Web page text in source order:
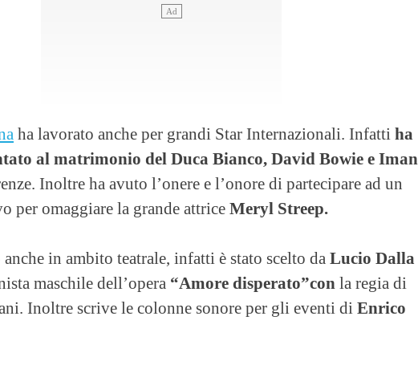
ha lavorato anche per grandi Star Internazionali. Infatti ha
al matrimonio del Duca Bianco, David Bowie e Iman
Inoltre ha avuto l’onere e l’onore di partecipare ad un
per omaggiare la grande attrice Meryl Streep.
in ambito teatrale, infatti è stato scelto da Lucio Dalla
maschile dell’opera “Amore disperato”con la regia di
Inoltre scrive le colonne sonore per gli eventi di Enrico